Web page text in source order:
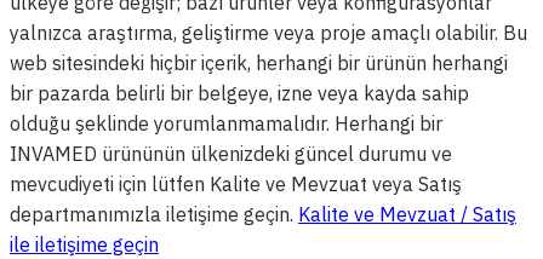
yalnızca araştırma, geliştirme veya proje amaçlı olabilir. Bu
web sitesindeki hiçbir içerik, herhangi bir ürünün herhangi
bir pazarda belirli bir belgeye, izne veya kayda sahip
olduğu şeklinde yorumlanmamalıdır. Herhangi bir
INVAMED ürününün ülkenizdeki güncel durumu ve
mevcudiyeti için lütfen Kalite ve Mevzuat veya Satış
departmanımızla iletişime geçin. Kalite ve Mevzuat / Satış
ile iletişime geçin